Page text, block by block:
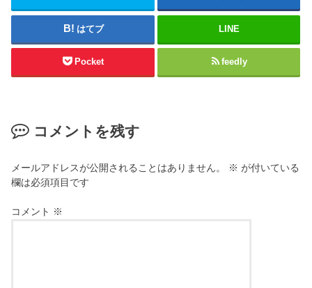
はてブ LINE
Pocket feedly
コメントを残す
メールアドレスが公開されることはありません。 ※ が付いている
欄は必須項目です
コメント ※